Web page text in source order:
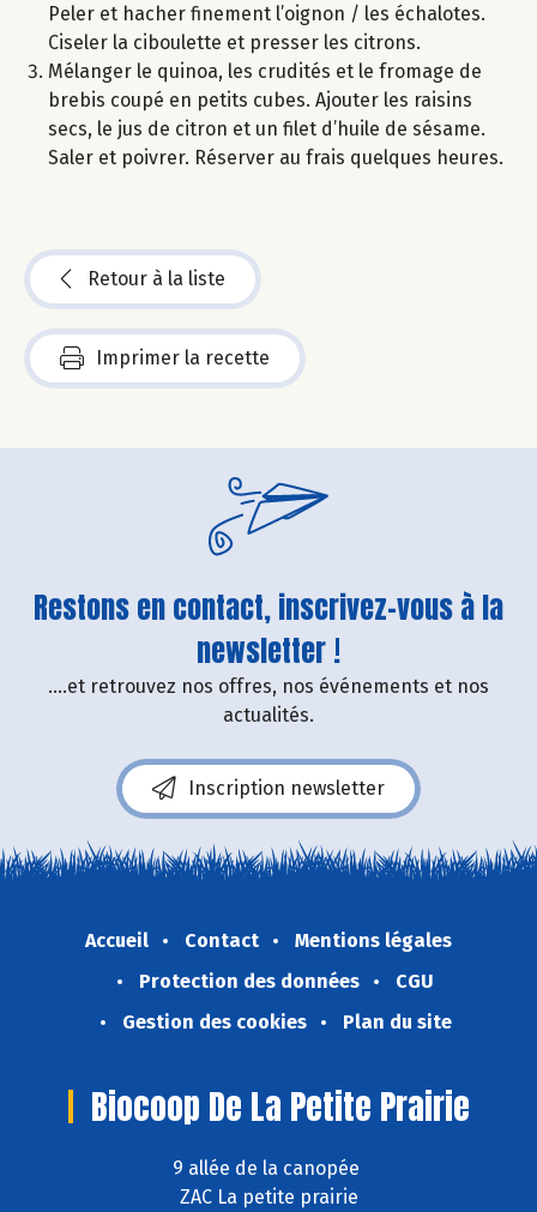
Peler et hacher finement l’oignon / les échalotes.
Ciseler la ciboulette et presser les citrons.
Mélanger le quinoa, les crudités et le fromage de
brebis coupé en petits cubes. Ajouter les raisins
secs, le jus de citron et un filet d’huile de sésame.
Saler et poivrer. Réserver au frais quelques heures.
Retour à la liste
Imprimer la recette
Restons en contact, inscrivez-vous à la
newsletter !
....et retrouvez nos offres, nos événements et nos
actualités.
Inscription newsletter
Accueil Contact
Mentions légales
Protection des données
CGU
Gestion des cookies
Plan du site
Biocoop De La Petite Prairie
9 allée de la canopée
ZAC La petite prairie